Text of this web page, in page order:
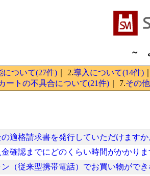
～
について(27件) ｜ 2.導入について(14件)
ートの不具合について(21件) ｜ 7.その
適格請求書を発行していただけますか
確認までにどのくらい時間がかかり
（従来型携帯電話）でお買い物がで